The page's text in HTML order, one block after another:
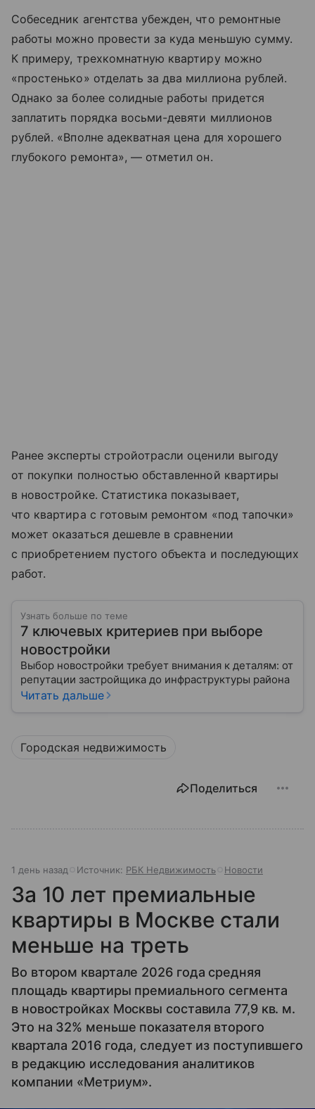
Собеседник агентства убежден, что ремонтные
работы можно провести за куда меньшую сумму.
К примеру, трехкомнатную квартиру можно
«простенько» отделать за два миллиона рублей.
Однако за более солидные работы придется
заплатить порядка восьми-девяти миллионов
рублей. «Вполне адекватная цена для хорошего
глубокого ремонта», — отметил он.
Ранее эксперты стройотрасли оценили выгоду
от покупки полностью обставленной квартиры
в новостройке. Статистика показывает,
что квартира с готовым ремонтом «под тапочки»
может оказаться дешевле в сравнении
с приобретением пустого объекта и последующих
работ.
Узнать больше по теме
7 ключевых критериев при выборе
новостройки
Выбор новостройки требует внимания к деталям: от
репутации застройщика до инфраструктуры района
Читать дальше
Городская недвижимость
Поделиться
1 день назад Источник: РБК Недвижимость Новости
За 10 лет премиальные
квартиры в Москве стали
меньше на треть
Во втором квартале 2026 года средняя
площадь квартиры премиального сегмента
в новостройках Москвы составила 77,9 кв. м.
Это на 32% меньше показателя второго
квартала 2016 года, следует из поступившего
в редакцию исследования аналитиков
компании «Метриум».